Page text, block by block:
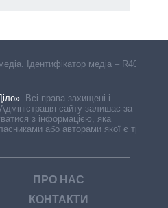
Ідентифікатор медіа – R40-
Всі права захищені і
сайту залишає за
з інформацією, яка
або авторами якої є треті
ПРО НАС
КОНТАКТИ